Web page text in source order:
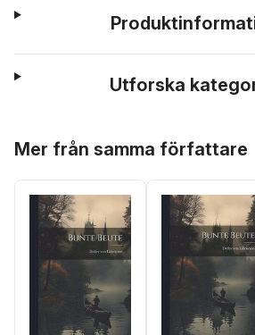
Utforska
Mer från samma författare